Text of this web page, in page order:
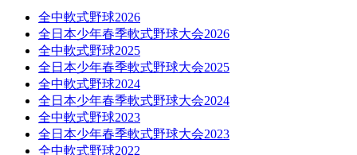
全中軟式野球2026
全日本少年春季軟式野球大会2026
全中軟式野球2025
全日本少年春季軟式野球大会2025
全中軟式野球2024
全日本少年春季軟式野球大会2024
全中軟式野球2023
全日本少年春季軟式野球大会2023
全中軟式野球2022